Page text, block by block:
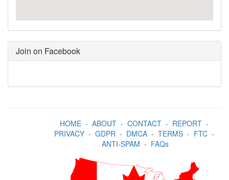
Join on Facebook
HOME- ABOUT- CONTACT- REPORT-
PRIVACY- GDPR- DMCA- TERMS- FTC-
ANTI-SPAM - FAQs